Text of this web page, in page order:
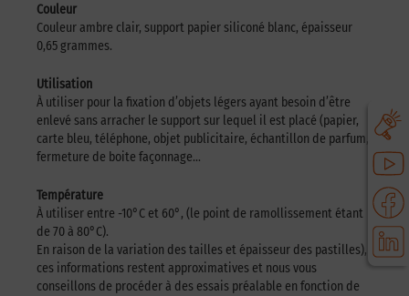
Couleur
Couleur ambre clair, support papier siliconé blanc, épaisseur
0,65 grammes.
Utilisation
À utiliser pour la fixation d’objets légers ayant besoin d’être
enlevé sans arracher le support sur lequel il est placé (papier,
carte bleu, téléphone, objet publicitaire, échantillon de parfum,
fermeture de boite façonnage…
Température
À utiliser entre -10°C et 60°, (le point de ramollissement étant
de 70 à 80°C).
En raison de la variation des tailles et épaisseur des pastilles),
ces informations restent approximatives et nous vous
conseillons de procéder à des essais préalable en fonction de